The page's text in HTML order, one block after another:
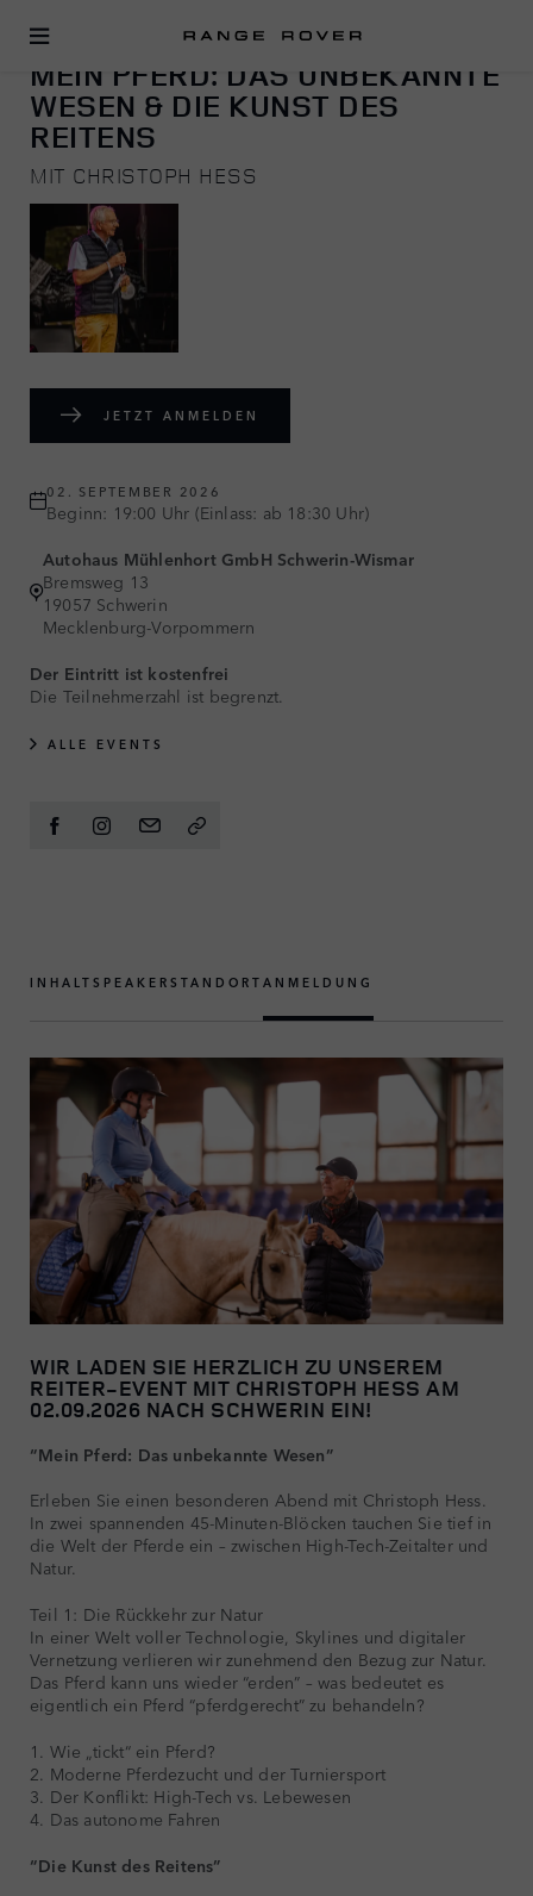
REITEN
MEIN PFERD: DAS UNBEKANNTE
WESEN & DIE KUNST DES
REITENS
MIT CHRISTOPH HESS
JETZT ANMELDEN
02. SEPTEMBER 2026
Beginn: 19:00 Uhr (Einlass: ab 18:30 Uhr)
Autohaus Mühlenhort GmbH Schwerin-Wismar
Bremsweg 13
19057 Schwerin
Mecklenburg-Vorpommern
Der Eintritt ist kostenfrei
Die Teilnehmerzahl ist begrenzt.
ALLE EVENTS
INHALT SPEAKER STANDORT ANMELDUNG
WIR LADEN SIE HERZLICH ZU UNSEREM
REITER-EVENT MIT CHRISTOPH HESS AM
02.09.2026 NACH SCHWERIN EIN!
“Mein Pferd: Das unbekannte Wesen”
Erleben Sie einen besonderen Abend mit Christoph Hess.
In zwei spannenden 45-Minuten-Blöcken tauchen Sie tief in
die Welt der Pferde ein – zwischen High-Tech-Zeitalter und
Natur.
Teil 1: Die Rückkehr zur Natur
In einer Welt voller Technologie, Skylines und digitaler
Vernetzung verlieren wir zunehmend den Bezug zur Natur.
Das Pferd kann uns wieder “erden” – was bedeutet es
eigentlich ein Pferd “pferdgerecht” zu behandeln?
1. Wie „tickt“ ein Pferd?
2. Moderne Pferdezucht und der Turniersport
3. Der Konflikt: High-Tech vs. Lebewesen
4. Das autonome Fahren
“Die Kunst des Reitens”